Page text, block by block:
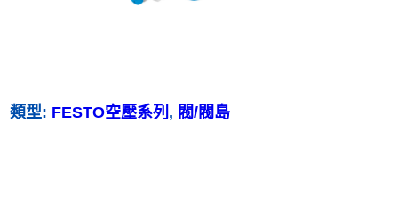
類型: FESTO空壓系列 , 閥/閥島